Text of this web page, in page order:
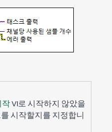
작VI로 시작하지 않았을
시작할지를 지정합니